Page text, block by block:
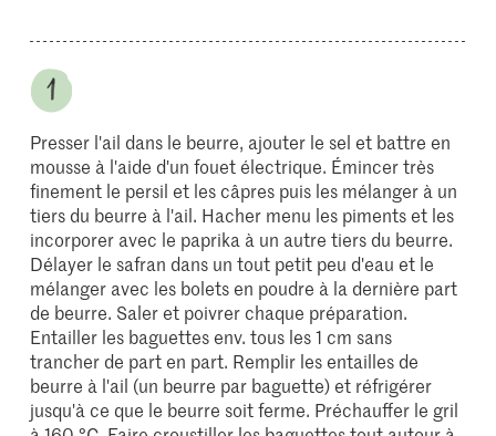
Presser l'ail dans le beurre, ajouter le sel et battre en
mousse à l'aide d'un fouet électrique. Émincer très
finement le persil et les câpres puis les mélanger à un
tiers du beurre à l'ail. Hacher menu les piments et les
incorporer avec le paprika à un autre tiers du beurre.
Délayer le safran dans un tout petit peu d'eau et le
mélanger avec les bolets en poudre à la dernière part
de beurre. Saler et poivrer chaque préparation.
Entailler les baguettes env. tous les 1 cm sans
trancher de part en part. Remplir les entailles de
beurre à l'ail (un beurre par baguette) et réfrigérer
jusqu'à ce que le beurre soit ferme. Préchauffer le gril